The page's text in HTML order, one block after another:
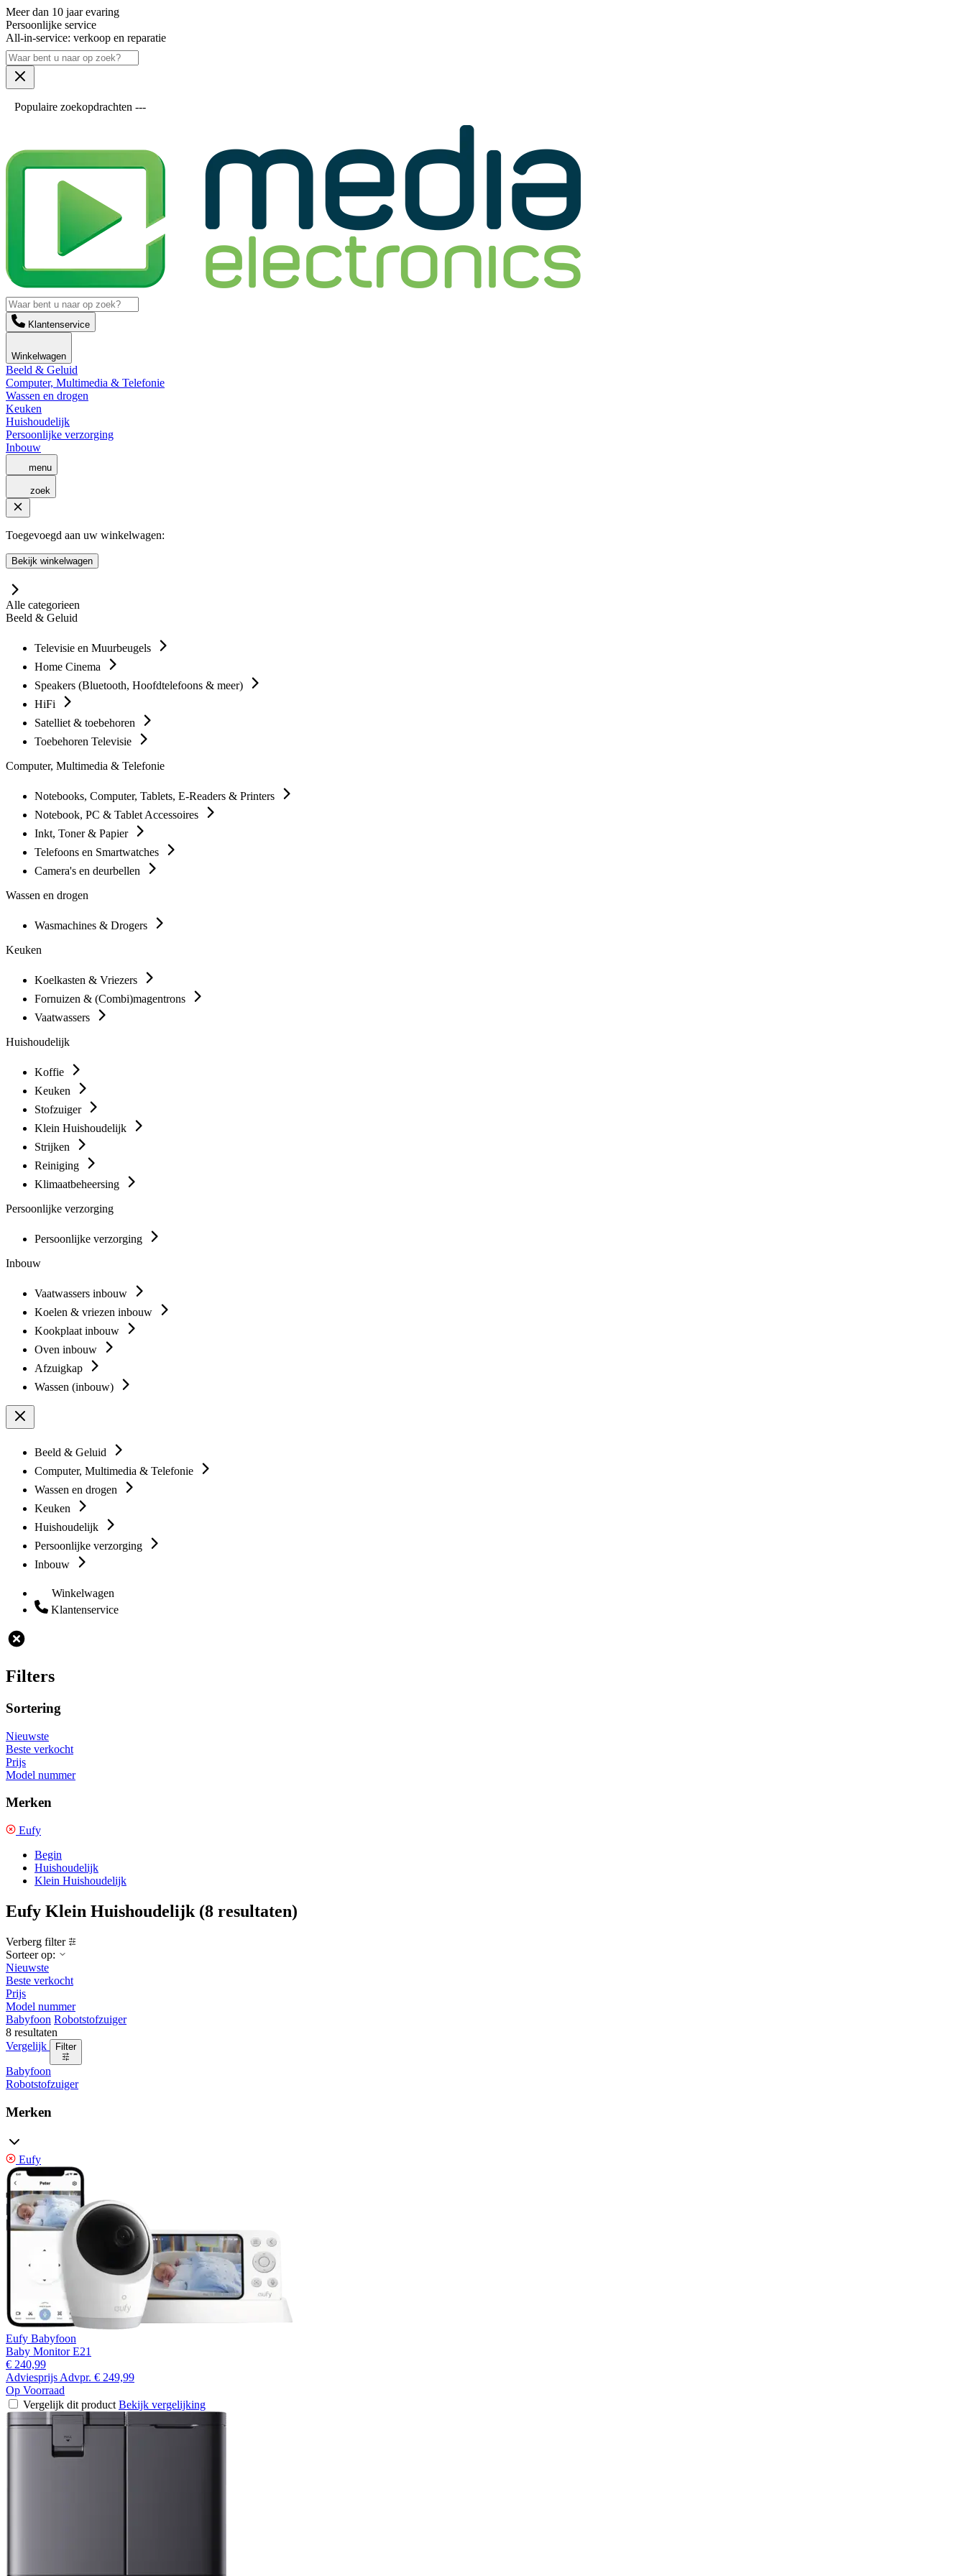
Meer dan 10 jaar evaring
Persoonlijke service
All-in-service: verkoop en reparatie
Populaire zoekopdrachten ---
Klantenservice
Winkelwagen
Beeld & Geluid
Computer, Multimedia & Telefonie
Wassen en drogen
Keuken
Huishoudelijk
Persoonlijke verzorging
Inbouw
menu
zoek
Toegevoegd aan uw winkelwagen:
Bekijk winkelwagen
Alle categorieen
Beeld & Geluid
Televisie en Muurbeugels
Home Cinema
Speakers (Bluetooth, Hoofdtelefoons & meer)
HiFi
Satelliet & toebehoren
Toebehoren Televisie
Computer, Multimedia & Telefonie
Notebooks, Computer, Tablets, E-Readers & Printers
Notebook, PC & Tablet Accessoires
Inkt, Toner & Papier
Telefoons en Smartwatches
Camera's en deurbellen
Wassen en drogen
Wasmachines & Drogers
Keuken
Koelkasten & Vriezers
Fornuizen & (Combi)magentrons
Vaatwassers
Huishoudelijk
Koffie
Keuken
Stofzuiger
Klein Huishoudelijk
Strijken
Reiniging
Klimaatbeheersing
Persoonlijke verzorging
Persoonlijke verzorging
Inbouw
Vaatwassers inbouw
Koelen & vriezen inbouw
Kookplaat inbouw
Oven inbouw
Afzuigkap
Wassen (inbouw)
Beeld & Geluid
Computer, Multimedia & Telefonie
Wassen en drogen
Keuken
Huishoudelijk
Persoonlijke verzorging
Inbouw
Winkelwagen
Klantenservice
Filters
Sortering
Nieuwste
Beste verkocht
Prijs
Model nummer
Merken
Eufy
Begin
Huishoudelijk
Klein Huishoudelijk
Eufy Klein Huishoudelijk (8 resultaten)
Verberg filter
Sorteer op:
Nieuwste
Beste verkocht
Prijs
Model nummer
Babyfoon Robotstofzuiger
8 resultaten
Vergelijk
Filter
Babyfoon
Robotstofzuiger
Merken
Eufy
Eufy Babyfoon
Baby Monitor E21
€ 240,99
Adviesprijs Advpr. € 249,99
Op Voorraad
Vergelijk dit product Bekijk vergelijking